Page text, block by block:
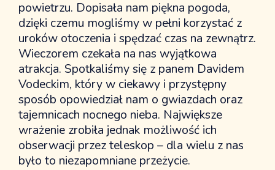
Historia przedszkola
Dokumenty
Informacje dla rodziców
Z życia przedszkola
Strefa rodzica
Nasi sponsorzy
powietrzu. Dopisała nam piękna pogoda,
dzięki czemu mogliśmy w pełni korzystać z
uroków otoczenia i spędzać czas na zewnątrz.
Wieczorem czekała na nas wyjątkowa
atrakcja. Spotkaliśmy się z panem Davidem
Vodeckim, który w ciekawy i przystępny
sposób opowiedział nam o gwiazdach oraz
tajemnicach nocnego nieba. Największe
wrażenie zrobiła jednak możliwość ich
obserwacji przez teleskop – dla wielu z nas
było to niezapomniane przeżycie.